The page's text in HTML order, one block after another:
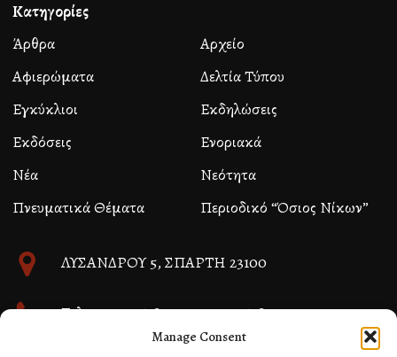
Manage Consent
Κατηγορίες
Άρθρα
Αρχείο
Αφιερώματα
Δελτία Τύπου
Εγκύκλιοι
Εκδηλώσεις
Εκδόσεις
Ενοριακά
Νέα
Νεότητα
Πνευματικά Θέματα
Περιοδικό “Όσιος Νίκων”
ΛΥΣΑΝΔΡΟΥ 5, ΣΠΑΡΤΗ 23100
Τηλ. 27310 26580 και 27310 26581